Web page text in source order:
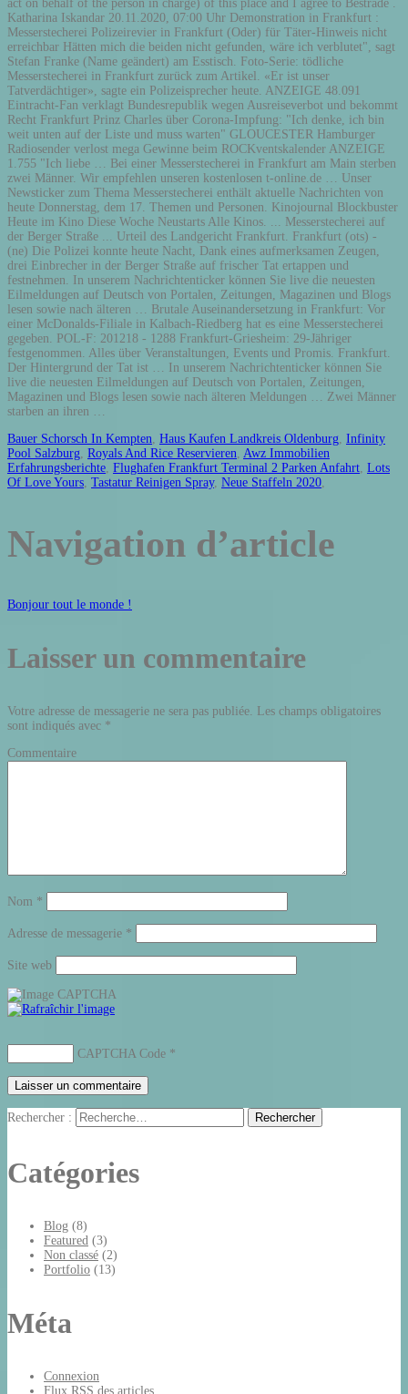
act on behalf of the person in charge) of this place and I agree to Bestrade .
Katharina Iskandar 20.11.2020, 07:00 Uhr Demonstration in Frankfurt :
Messerstecherei Polizeirevier in Frankfurt (Oder) für Täter-Hinweis nicht
erreichbar Hätten mich die beiden nicht gefunden, wäre ich verblutet", sagt
Stefan Franke (Name geändert) am Esstisch. Foto-Serie: tödliche
Messerstecherei in Frankfurt zurück zum Artikel. «Er ist unser
Tatverdächtiger», sagte ein Polizeisprecher heute. ANZEIGE 48.091
Eintracht-Fan verklagt Bundesrepublik wegen Ausreiseverbot und bekommt
Recht Frankfurt Prinz Charles über Corona-Impfung: "Ich denke, ich bin
weit unten auf der Liste und muss warten" GLOUCESTER Hamburger
Radiosender verlost mega Gewinne beim ROCKventskalender ANZEIGE
1.755 "Ich liebe … Bei einer Messerstecherei in Frankfurt am Main sterben
zwei Männer. Wir empfehlen unseren kostenlosen t-online.de … Unser
Newsticker zum Thema Messerstecherei enthält aktuelle Nachrichten von
heute Donnerstag, dem 17. Themen und Personen. Kinojournal Blockbuster
Heute im Kino Diese Woche Neustarts Alle Kinos. ... Messerstecherei auf
der Berger Straße ... Urteil des Landgericht Frankfurt. Frankfurt (ots) -
(ne) Die Polizei konnte heute Nacht, Dank eines aufmerksamen Zeugen,
drei Einbrecher in der Berger Straße auf frischer Tat ertappen und
festnehmen. In unserem Nachrichtenticker können Sie live die neuesten
Eilmeldungen auf Deutsch von Portalen, Zeitungen, Magazinen und Blogs
lesen sowie nach älteren … Brutale Auseinandersetzung in Frankfurt: Vor
einer McDonalds-Filiale in Kalbach-Riedberg hat es eine Messerstecherei
gegeben. POL-F: 201218 - 1288 Frankfurt-Griesheim: 29-Jähriger
festgenommen. Alles über Veranstaltungen, Events und Promis. Frankfurt.
Der Hintergrund der Tat ist … In unserem Nachrichtenticker können Sie
live die neuesten Eilmeldungen auf Deutsch von Portalen, Zeitungen,
Magazinen und Blogs lesen sowie nach älteren Meldungen … Zwei Männer
starben an ihren …
Bauer Schorsch In Kempten, Haus Kaufen Landkreis Oldenburg, Infinity
Pool Salzburg, Royals And Rice Reservieren, Awz Immobilien
Erfahrungsberichte, Flughafen Frankfurt Terminal 2 Parken Anfahrt, Lots
Of Love Yours, Tastatur Reinigen Spray, Neue Staffeln 2020,
Navigation d’article
Bonjour tout le monde !
Laisser un commentaire
Votre adresse de messagerie ne sera pas publiée. Les champs obligatoires
sont indiqués avec *
Commentaire
Nom *
Adresse de messagerie *
Site web
CAPTCHA Code *
Rechercher :
Catégories
Blog (8)
Featured (3)
Non classé (2)
Portfolio (13)
Méta
Connexion
Flux RSS des articles